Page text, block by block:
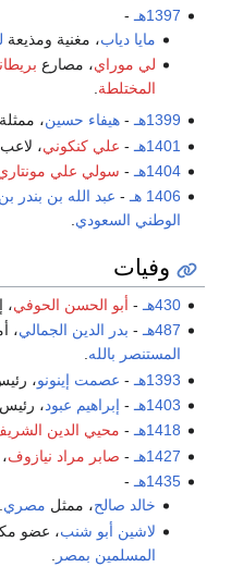
1397هـ
-
مايا دياب، مغنية ومذيعة
لي موراي، مصارع
المختلطة.
1399هـ
-هيفاء حسين، ممثلة
1401هـ
- علي كنكوني،
1404هـ
- سولي علي
1406 هـ
- عبد الله بن بندر
الوطني السعودي.
وفيات
430هـ - أبو الحسن الحوفي،
487هـ
- بدر الدين الجمالي،
المستنصر بالله
1393هـ
- عصمت إينونو،
1403هـ
- إبراهيم عبود، رئيس
1418هـ
- محيي الدين
1427هـ
- صابر مراد نيازوف
1435هـ
-
خالد صالح، ممثل مصري
لاشين أبو شنب، عضو
المسلمين بمصر